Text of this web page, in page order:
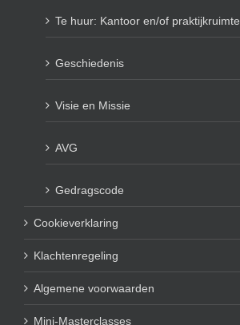
Te huur: Kantoor en/of praktijkruimte
Geschiedenis
Visie en Missie
AVG
Gedragscode
Cookieverklaring
Klachtenregeling
Algemene voorwaarden
Mini-Masterclasses